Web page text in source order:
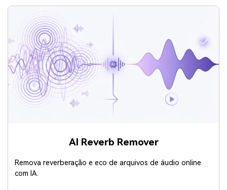
AI Reverb Remover
Remova reverberação e eco de arquivos de áudio online
com IA.